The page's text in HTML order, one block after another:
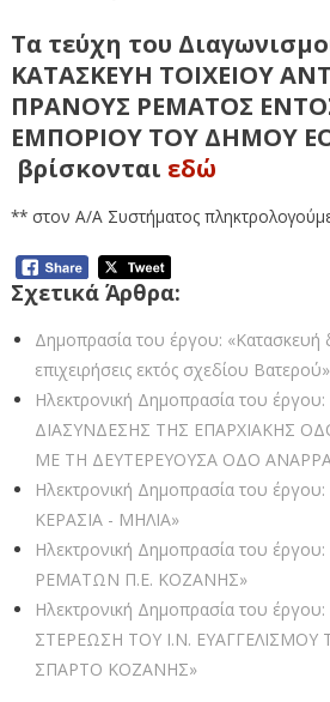
Τα τεύχη του
ΚΑΤΑΣΚΕΥΗ ΤΟΙΧΕΙΟΥ
ΠΡΑΝΟΥΣ ΡΕΜΑΤΟΣ
ΕΜΠΟΡΙΟΥ ΤΟΥ ΔΗΜΟΥ
βρίσκονται εδώ
** στον Α/Α Συστήματος
Σχετικά Άρθρα:
Δημοπρασία του έργου: «Κατασκευή
επιχειρήσεις εκτός σχεδίου Βατερού»
Ηλεκτρονική Δημοπρασία του
ΔΙΑΣΥΝΔΕΣΗΣ ΤΗΣ ΕΠΑΡΧΙΑΚΗΣ
ΜΕ ΤΗ ΔΕΥΤΕΡΕΥΟΥΣΑ ΟΔΟ
Ηλεκτρονική Δημοπρασία του
ΚΕΡΑΣΙΑ - ΜΗΛΙΑ»
Ηλεκτρονική Δημοπρασία του
ΡΕΜΑΤΩΝ Π.Ε. ΚΟΖΑΝΗΣ»
Ηλεκτρονική Δημοπρασία του
ΣΤΕΡΕΩΣΗ ΤΟΥ Ι.Ν.
ΣΠΑΡΤΟ ΚΟΖΑΝΗΣ»